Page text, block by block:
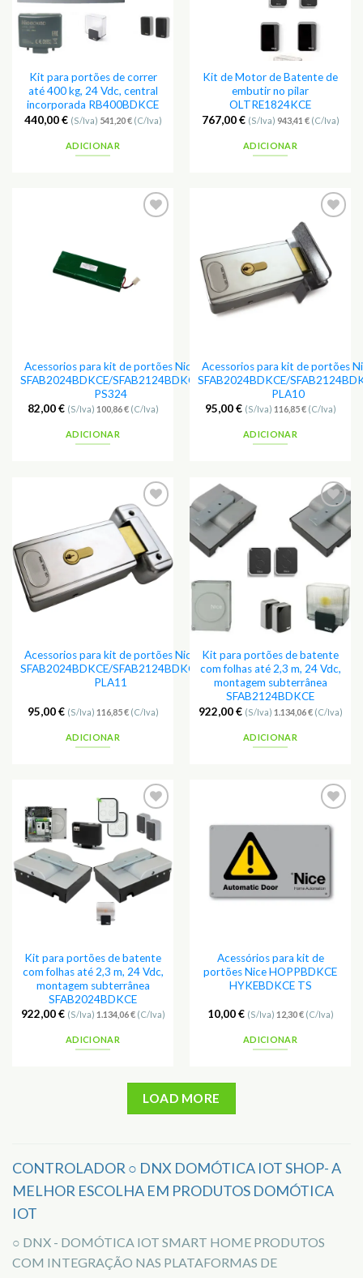
Kit para portões de correr
até 400 kg, 24 Vdc, central
incorporada RB400BDKCE
440,00€ (S/Iva) 541,20€(C/Iva)
ADICIONAR
Kit de Motor de Batente de
embutir no pilar
OLTRE1824KCE
767,00€ (S/Iva) 943,41 €(C/Iva)
ADICIONAR
Acessorios para kit de portões Nice
SFAB2024BDKCE/SFAB2124BDKCE
PS324
82,00€ (S/Iva) 100,86€(C/Iva)
ADICIONAR
Adicionar
aos
Favoritos
Acessorios para kit de portões
SFAB2024BDKCE/
PLA10
95,00€ (S/Iva) 116,85€(C/Iva)
ADICIONAR
Adicionar
aos
Favoritos
Acessorios para kit de portões Nice
SFAB2024BDKCE/SFAB2124BDKCE
PLA11
95,00€ (S/Iva) 116,85€(C/Iva)
ADICIONAR
Adicionar
aos
Favoritos
Kit para portões de batente
com folhas até 2,3 m, 24 Vdc,
montagem subterrânea
SFAB2124BDKCE
922,00€ (S/Iva) 1.134,06€(C/Iva)
ADICIONAR
Adicionar
aos
Favoritos
Kit para portões de batente
com folhas até 2,3 m, 24 Vdc,
montagem subterrânea
SFAB2024BDKCE
922,00€ (S/Iva) 1.134,06€(C/Iva)
ADICIONAR
aos
Acessórios para kit de
portões Nice HOPPBDKCE
HYKEBDKCE TS
10,00€ (S/Iva) 12,30€(C/Iva)
ADICIONAR
LOAD MORE
CONTROLADOR ○ DNX DOMÓTICA IOT SHOP- A
MELHOR ESCOLHA EM PRODUTOS DOMÓTICA
IOT
○ DNX - DOMÓTICA IOT SMART HOME PRODUTOS
COM INTEGRAÇÃO NAS PLATAFORMAS DE